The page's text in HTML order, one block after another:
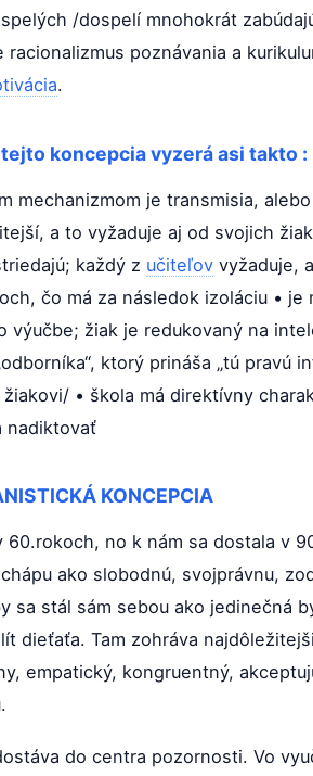
/dospelí mnohokrát
racionalizmus poznávania a
.
koncepcia vyzerá asi takto :
mechanizmom je transmisia,
a to vyžaduje aj od svojich
každý z učiteľov vyžaduje,
čo má za následok izoláciu •
výučbe; žiak je redukovaný na
ktorý prináša „tú pravú
• škola má direktívny
nadiktovať
KONCEPCIA
60.rokoch, no k nám sa dostala v
ako slobodnú, svojprávnu,
sa stál sám sebou ako jedinečná
dieťaťa. Tam zohráva
empatický, kongruentný,
do centra pozornosti. Vo